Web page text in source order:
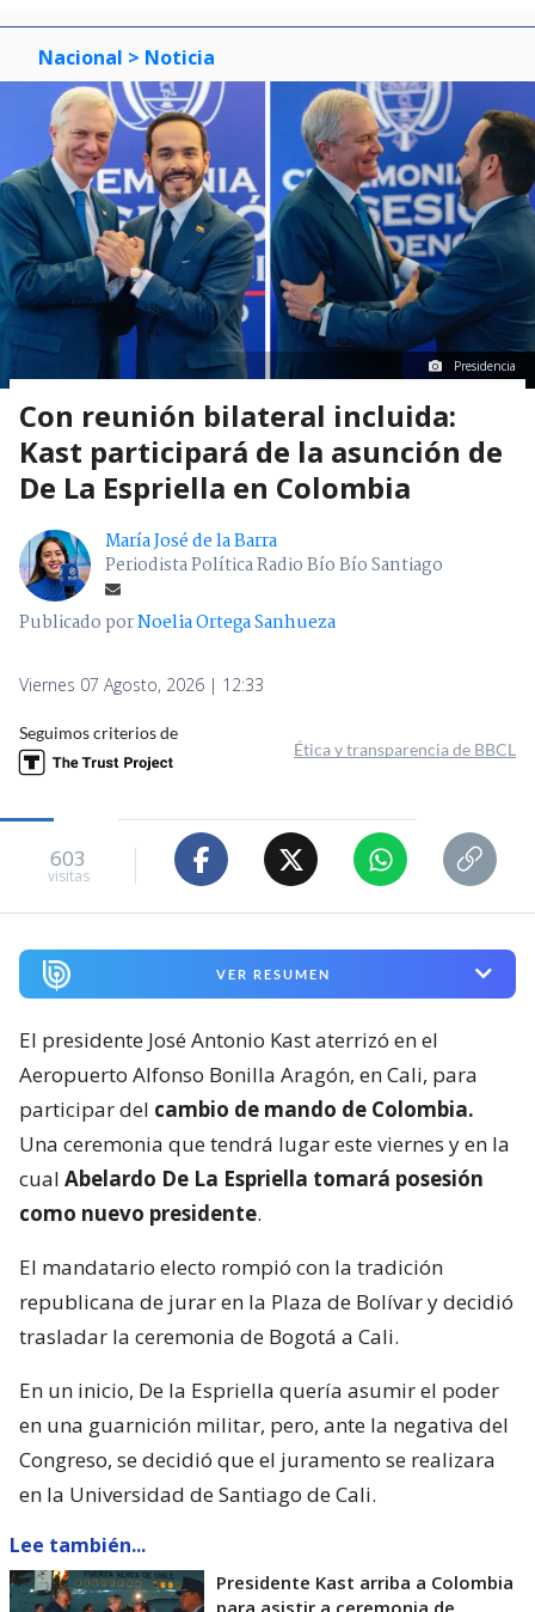
Nacional > Noticia
Presidencia
Con reunión bilateral incluida:
Kast participará de la asunción de
De La Espriella en Colombia
María José de la Barra
Periodista Política Radio Bío Bío Santiago
Publicado porNoelia Ortega Sanhueza
Viernes 07 Agosto, 2026 | 12:33
Seguimos criterios de
Ética y transparencia de BBCL
603
visitas
VER RESUMEN
El presidente José Antonio Kast aterrizó en el
Aeropuerto Alfonso Bonilla Aragón, en Cali, para
participar del cambio de mando de Colombia.
Una ceremonia que tendrá lugar este viernes y en la
cual Abelardo De La Espriella tomará posesión
como nuevo presidente.
El mandatario electo rompió con la tradición
republicana de jurar en la Plaza de Bolívar y decidió
trasladar la ceremonia de Bogotá a Cali.
En un inicio, De la Espriella quería asumir el poder
en una guarnición militar, pero, ante la negativa del
Congreso, se decidió que el juramento se realizara
en la Universidad de Santiago de Cali.
Lee también...
Presidente Kast arriba a Colombia
para asistir a ceremonia de